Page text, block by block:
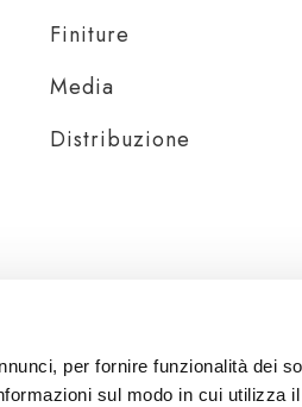
per fornire funzionalità dei
sul modo in cui utilizza
Finiture
Media
Distribuzione